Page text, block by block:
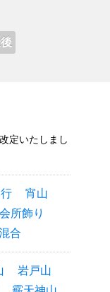
定いたしまし
宵山
会所飾り
合
岩戸山